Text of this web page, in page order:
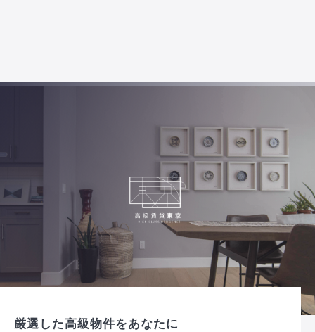
厳選した高級物件をあなたに